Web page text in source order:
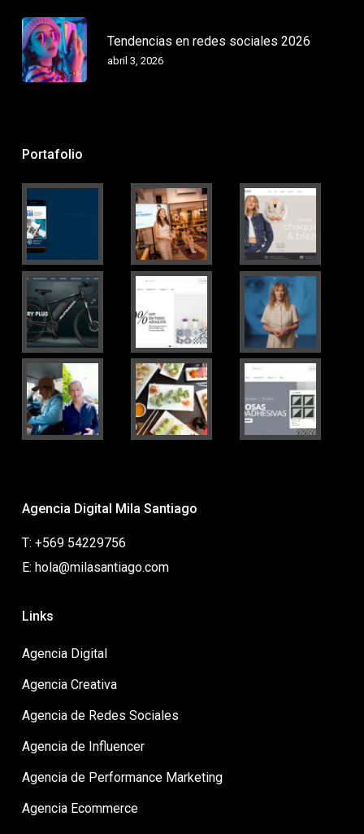
Tendencias en redes sociales 2026
abril 3, 2026
Portafolio
Agencia Digital Mila Santiago
T: +569 54229756
E: hola@milasantiago.com
Links
Agencia Digital
Agencia Creativa
Agencia de Redes Sociales
Agencia de Influencer
Agencia de Performance Marketing
Agencia Ecommerce